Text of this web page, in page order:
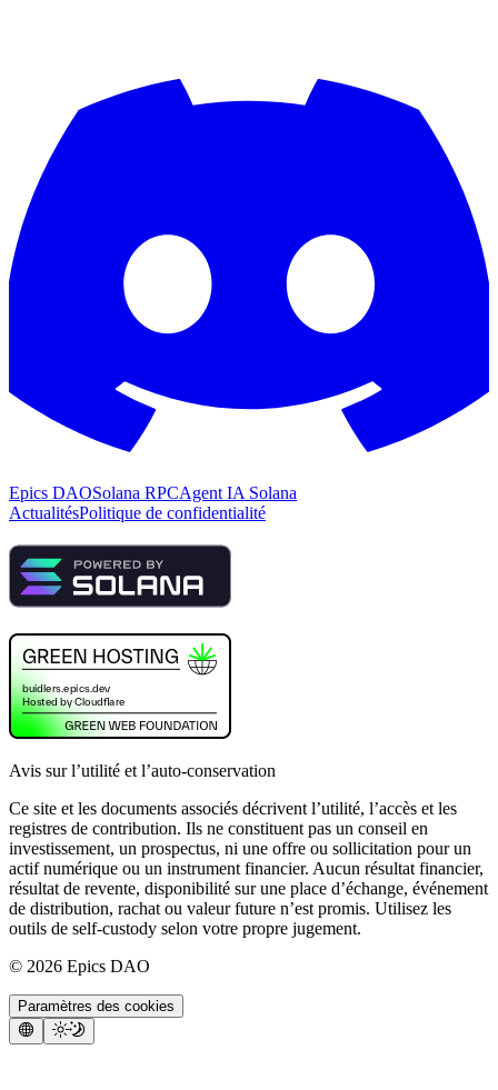
Epics DAOSolana RPCAgent IA Solana
ActualitésPolitique de confidentialité
Avis sur l’utilité et l’auto-conservation
Ce site et les documents associés décrivent l’utilité, l’accès et les
registres de contribution. Ils ne constituent pas un conseil en
investissement, un prospectus, ni une offre ou sollicitation pour un
actif numérique ou un instrument financier. Aucun résultat financier,
résultat de revente, disponibilité sur une place d’échange, événement
de distribution, rachat ou valeur future n’est promis. Utilisez les
outils de self-custody selon votre propre jugement.
© 2026 Epics DAO
Paramètres des cookies